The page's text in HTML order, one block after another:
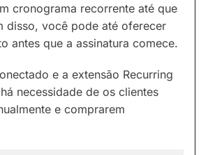
cronograma recorrente até que
disso, você pode até oferecer
antes que a assinatura comece.
e a extensão Recurring
necessidade de os clientes
e comprarem